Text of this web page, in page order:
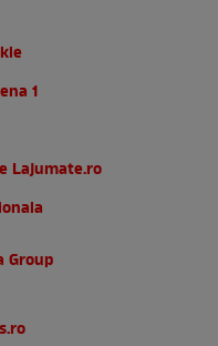
1
Lajumate.ro
Group